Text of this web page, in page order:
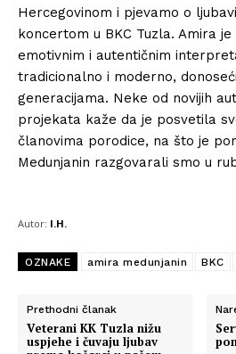
Hercegovinom i pjevamo o
koncertom u BKC Tuzla. Amira
emotivnim i autentičnim
tradicionalno i moderno,
generacijama. Neke od novijih
projekata kaže da je posvetila
članovima porodice, na što je
Medunjanin razgovarali smo u
Autor: I.H.
OZNAKE amira medunjanin BKC
Prethodni članak
Veterani KK Tuzla nižu
uspjehe i čuvaju ljubav